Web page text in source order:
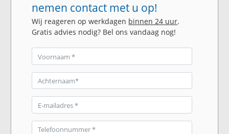
nemen contact met u op!
Wij reageren op werkdagen binnen 24 uur.
Gratis advies nodig? Bel ons vandaag nog!